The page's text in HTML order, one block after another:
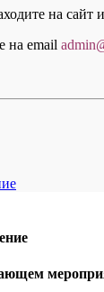
на сайт
на email a